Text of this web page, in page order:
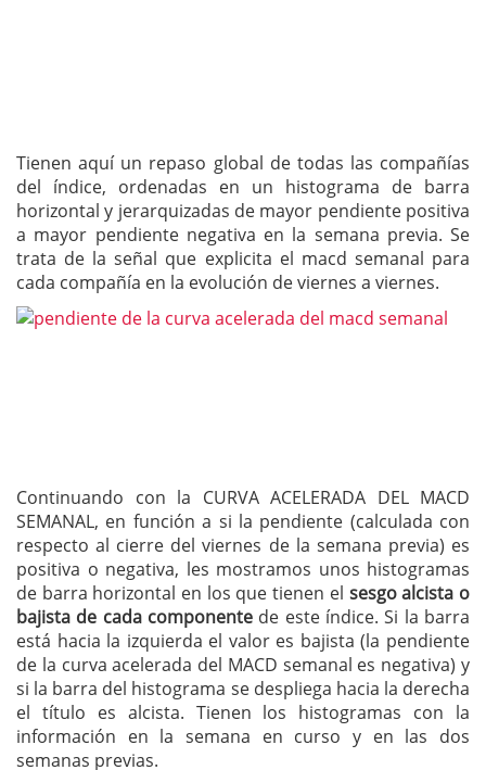
Tienen aquí un repaso global de todas las compañías
del índice, ordenadas en un histograma de barra
horizontal y jerarquizadas de mayor pendiente positiva
a mayor pendiente negativa en la semana previa. Se
trata de la señal que explicita el macd semanal para
cada compañía en la evolución de viernes a viernes.
Continuando con la CURVA ACELERADA DEL MACD
SEMANAL, en función a si la pendiente (calculada con
respecto al cierre del viernes de la semana previa) es
positiva o negativa, les mostramos unos histogramas
de barra horizontal en los que tienen el sesgo alcista o
bajista de cada componente de este índice. Si la barra
está hacia la izquierda el valor es bajista (la pendiente
de la curva acelerada del MACD semanal es negativa) y
si la barra del histograma se despliega hacia la derecha
el título es alcista. Tienen los histogramas con la
información en la semana en curso y en las dos
semanas previas.